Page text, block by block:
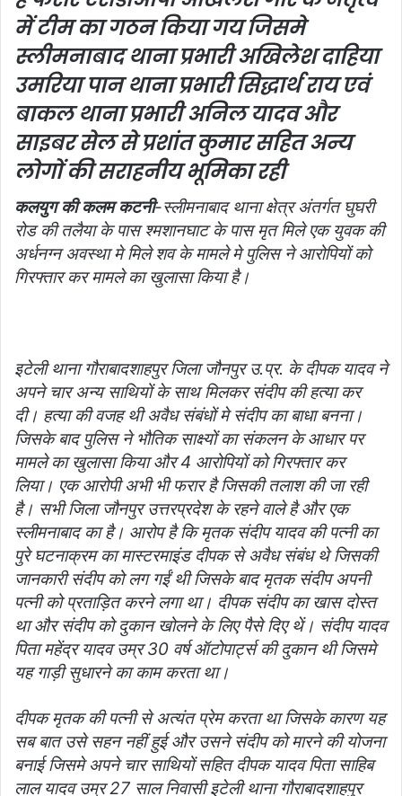
में टीम का गठन किया गय जिसमे
स्लीमनाबाद थाना प्रभारी अखिलेश दाहिया
उमरिया पान थाना प्रभारी सिद्धार्थ राय एवं
बाकल थाना प्रभारी अनिल यादव और
साइबर सेल से प्रशांत कुमार सहित अन्य
लोगों की सराहनीय भूमिका रही
कलयुग की कलम कटनी-स्लीमनाबाद थाना क्षेत्र अंतर्गत घुघरी
रोड की तलैया के पास श्मशानघाट के पास मृत मिले एक युवक की
अर्धनग्न अवस्था मे मिले शव के मामले मे पुलिस ने आरोपियों को
गिरफ्तार कर मामले का खुलासा किया है।
इटेली थाना गौराबादशाहपुर जिला जौनपुर उ.प्र. के दीपक यादव ने
अपने चार अन्य साथियों के साथ मिलकरसंदीप की हत्या कर
दी। हत्या की वजह थी अवैध संबंधों मे संदीप का बाधा बनना।
जिसके बाद पुलिस ने भौतिक साक्ष्यों का संकलन के आधार पर
मामले का खुलासा किया और 4 आरोपियों को गिरफ्तार कर
लिया। एक आरोपी अभी भी फरार है जिसकी तलाश की जा रही
है। सभी जिला जौनपुर उत्तरप्रदेश के रहने वाले है और एक
स्लीमनाबाद का है। आरोप है कि मृतक संदीप यादव की पत्नी का
पुरे घटनाक्रम का मास्टरमाइंड दीपक से अवैध संबंध थे जिसकी
जानकारी संदीप को लग गईं थी जिसके बाद मृतक संदीप अपनी
पत्नी को प्रताड़ित करने लगा था। दीपक संदीप का खास दोस्त
था और संदीप को दुकान खोलने के लिए पैसे दिए थें। संदीप यादव
पिता महेंद्र यादव उम्र 30 वर्ष ऑटोपार्ट्स की दुकान थी जिसमे
यह गाड़ी सुधारने का काम करता था।
दीपक मृतक की पत्नी से अत्यंत प्रेम करता था जिसके कारण यह
सब बात उसे सहन नहीं हुई और उसने संदीप को मारने की योजना
बनाई जिसमे अपने चार साथियों सहित दीपक यादव पिता साहिब
लाल यादव उम्र 27 साल निवासी इटेली थाना गौराबादशाहपुर